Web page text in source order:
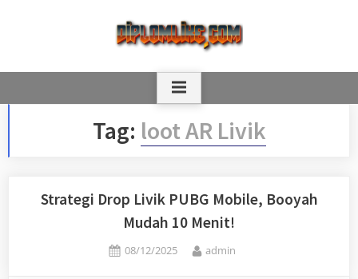
Tag: loot AR Livik
Strategi Drop Livik PUBG Mobile, Booyah
Mudah 10 Menit!
Posted
08/12/2025 By
admin